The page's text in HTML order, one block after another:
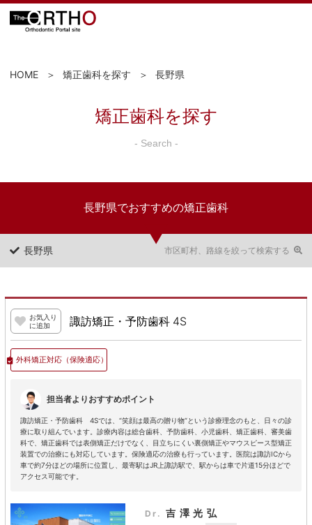
HOME 矯正歯科を探す 長野県
矯正歯科を探す
- Search -
長野県でおすすめの矯正歯科
長野県 市区町村、路線を絞って検索する
お気入り
に追加
諏訪矯正・予防歯科 4S
外科矯正対応（保険適応）
担当者よりおすすめポイント
諏訪矯正・予防歯科 4Sでは、“笑顔は最高の贈り物“という診療理念のもと、日々の診
療に取り組んでいます。診療内容は総合歯科、予防歯科、小児歯科、矯正歯科、審美歯
科で、矯正歯科では表側矯正だけでなく、目立ちにくい裏側矯正やマウスピース型矯正
装置での治療にも対応しています。保険適応の治療も行っています。医院は諏訪ICから
車で約7分ほどの場所に位置し、最寄駅はJR上諏訪駅で、駅からは車で片道15分ほどで
アクセス可能です。
Dr. 吉澤光弘